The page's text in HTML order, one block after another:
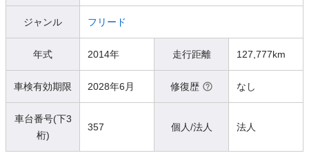
ジャンル フリード
年式 2014年 走行距離 127,777km
車検有効期限 2028年6月 修復歴 なし
車台番号(下3
桁)
357 個人/法人 法人